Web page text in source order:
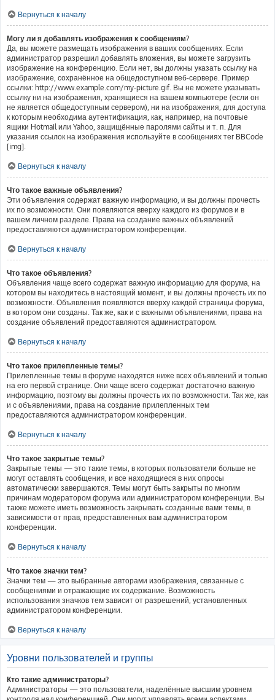
Вернуться к началу
Могу ли я добавлять изображения к сообщениям?
Да, вы можете размещать изображения в ваших сообщениях. Если
администратор разрешил добавлять вложения, вы можете загрузить
изображение на конференцию. Если нет, вы должны указать ссылку на
изображение, сохранённое на общедоступном веб-сервере. Пример
ссылки: http://www.example.com/my-picture.gif. Вы не можете указывать
ссылку ни на изображения, хранящиеся на вашем компьютере (если он
не является общедоступным сервером), ни на изображения, для доступа
к которым необходима аутентификация, как, например, на почтовые
ящики Hotmail или Yahoo, защищённые паролями сайты и т. п. Для
указания ссылок на изображения используйте в сообщениях тег BBCode
[img].
Вернуться к началу
Что такое важные объявления?
Эти объявления содержат важную информацию, и вы должны прочесть
их по возможности. Они появляются вверху каждого из форумов и в
вашем личном разделе. Права на создание важных объявлений
предоставляются администратором конференции.
Вернуться к началу
Что такое объявления?
Объявления чаще всего содержат важную информацию для форума, на
котором вы находитесь в настоящий момент, и вы должны прочесть их по
возможности. Объявления появляются вверху каждой страницы форума,
в котором они созданы. Так же, как и с важными объявлениями, права на
создание объявлений предоставляются администратором.
Вернуться к началу
Что такое прилепленные темы?
Прилепленные темы в форуме находятся ниже всех объявлений и только
на его первой странице. Они чаще всего содержат достаточно важную
информацию, поэтому вы должны прочесть их по возможности. Так же, как
и с объявлениями, права на создание прилепленных тем
предоставляются администратором конференции.
Вернуться к началу
Что такое закрытые темы?
Закрытые темы — это такие темы, в которых пользователи больше не
могут оставлять сообщения, и все находящиеся в них опросы
автоматически завершаются. Темы могут быть закрыты по многим
причинам модератором форума или администратором конференции. Вы
также можете иметь возможность закрывать созданные вами темы, в
зависимости от прав, предоставленных вам администратором
конференции.
Вернуться к началу
Что такое значки тем?
Значки тем — это выбранные авторами изображения, связанные с
сообщениями и отражающие их содержание. Возможность
использования значков тем зависит от разрешений, установленных
администратором конференции.
Вернуться к началу
Уровни пользователей и группы
Кто такие администраторы?
Администраторы — это пользователи, наделённые высшим уровнем